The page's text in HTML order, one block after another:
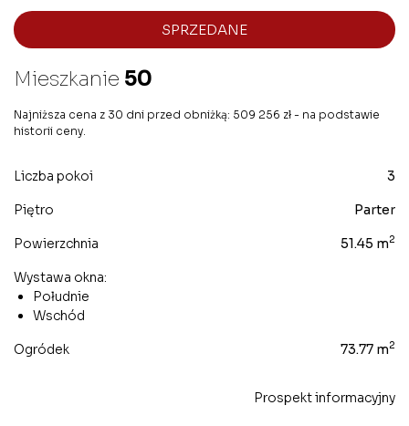
SPRZEDANE
Mieszkanie 50
Najniższa cena z 30 dni przed obniżką: 509 256 zł - na podstawie
historii ceny.
Liczba pokoi 3
Piętro Parter
Powierzchnia 51.45 m2
Wystawa okna:
Południe
Wschód
Ogródek 73.77 m2
Prospekt informacyjny